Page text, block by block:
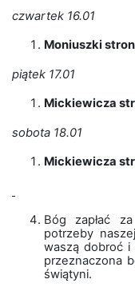
czwartek 16.01
Moniuszki
piątek 17.01
Mickiewicza
sobota 18.01
Mickiewicza
Bóg zapłać
potrzeby
waszą dobroć i
przeznaczona
świątyni.